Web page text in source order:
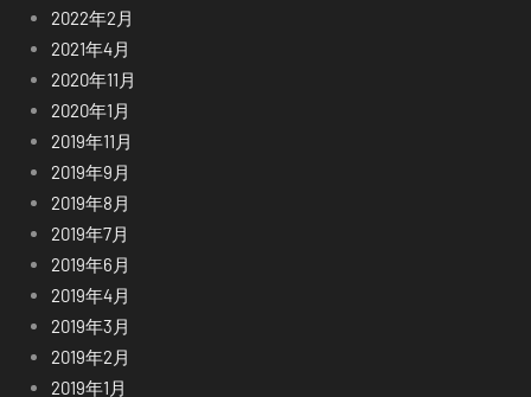
2022年2月
2021年4月
2020年11月
2020年1月
2019年11月
2019年9月
2019年8月
2019年7月
2019年6月
2019年4月
2019年3月
2019年2月
2019年1月